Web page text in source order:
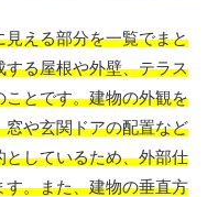
える部分を一覧でまと
る屋根や外壁、テラス
とです。建物の外観を
や玄関ドアの配置など
しているため、外部仕
。また、建物の垂直方